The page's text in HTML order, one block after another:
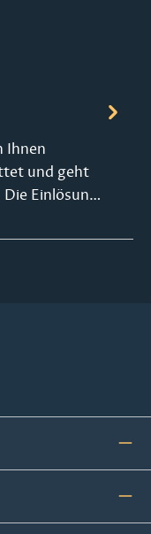
Ihnen
und geht
Die Einlösun…